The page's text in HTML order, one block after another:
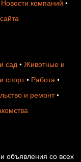
Новости компаний •
сад• Животные и
спорт• Работа •
и ремонт•
объявления со всех